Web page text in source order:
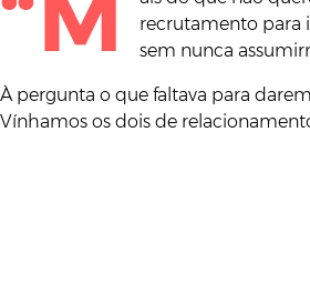
recrutamento para
sem nunca
À pergunta o que faltava para
Vínhamos os dois de